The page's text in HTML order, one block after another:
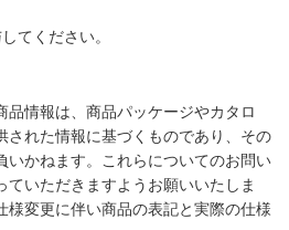
てください。
情報は、商品パッケージやカタロ
された情報に基づくものであり、その
いかねます。これらについてのお問い
いただきますようお願いいたしま
様変更に伴い商品の表記と実際の仕様